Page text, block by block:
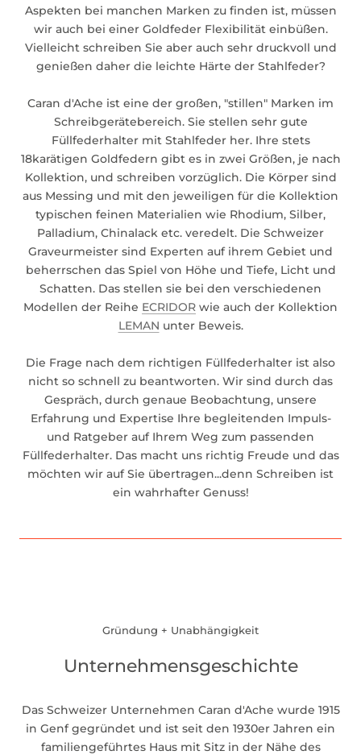
Aspekten bei manchen Marken zu finden ist, müssen
wir auch bei einer Goldfeder Flexibilität einbüßen.
Vielleicht schreiben Sie aber auch sehr druckvoll und
genießen daher die leichte Härte der Stahlfeder?
Caran d'Ache ist eine der großen, "stillen" Marken im
Schreibgerätebereich. Sie stellen sehr gute
Füllfederhalter mit Stahlfeder her. Ihre stets
18karätigen Goldfedern gibt es in zwei Größen, je nach
Kollektion, und schreiben vorzüglich. Die Körper sind
aus Messing und mit den jeweiligen für die Kollektion
typischen feinen Materialien wie Rhodium, Silber,
Palladium, Chinalack etc. veredelt. Die Schweizer
Graveurmeister sind Experten auf ihrem Gebiet und
beherrschen das Spiel von Höhe und Tiefe, Licht und
Schatten. Das stellen sie bei den verschiedenen
Modellen der Reihe ECRIDOR wie auch der Kollektion
LEMAN unter Beweis.
Die Frage nach dem richtigen Füllfederhalter ist also
nicht so schnell zu beantworten. Wir sind durch das
Gespräch, durch genaue Beobachtung, unsere
Erfahrung und Expertise Ihre begleitenden Impuls-
und Ratgeber auf Ihrem Weg zum passenden
Füllfederhalter. Das macht uns richtig Freude und das
möchten wir auf Sie übertragen...denn Schreiben ist
ein wahrhafter Genuss!
Gründung + Unabhängigkeit
Unternehmensgeschichte
Das Schweizer Unternehmen Caran d'Ache wurde 1915
in Genf gegründet und ist seit den 1930er Jahren ein
familiengeführtes Haus mit Sitz in der Nähe des